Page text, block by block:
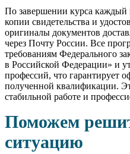
По завершении курса каждый
копии свидетельства и
оригиналы документов
через Почту России. Все
требованиям Федерального
в Российской Федерации» и
профессий, что гарантирует
полученной квалификации.
стабильной работе и
Поможем
ситуацию